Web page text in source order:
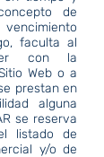
de
faculta al
con la
Web o a
prestan en
alguna
se reserva
listado de
y/o de